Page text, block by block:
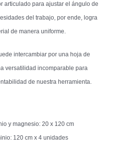
articulado para ajustar el ángulo de
del trabajo, por ende, logra
de manera uniforme.
intercambiar por una hoja de
versatilidad incomparable para
de nuestra herramienta.
y magnesio: 20 x 120 cm
120 cm x 4 unidades